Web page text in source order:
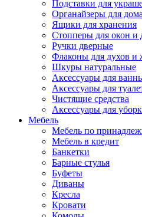
Подставки для
Органайзеры для дома
Ящики для хранения
Стопперы для окон и
Ручки дверные
Флаконы для духов и
Шкуры натуральные
Аксессуары для
Аксессуары для
Чистящие средства
Аксессуары для
Мебель
Мебель по
Мебель в кредит
Банкетки
Барные стулья
Буфеты
Диваны
Кресла
Кровати